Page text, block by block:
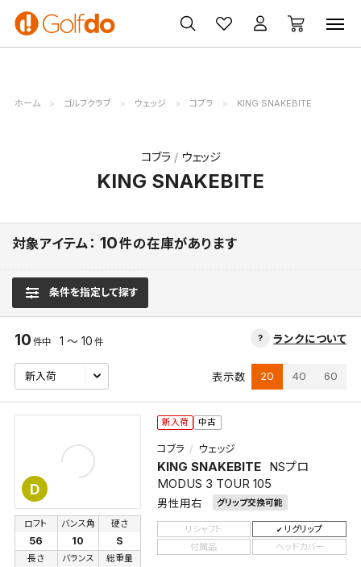
ゴルフ
クラブ
ゴルフ用品
買取
無料査定
クーポン
一覧
ホーム ゴルフクラブ ウェッジ コブラ KING SNAKEBITE
コブラ ウェッジ
KING SNAKEBITE
対象アイテム： 10件の在庫があります
条件を指定して探す
ランクについて
10 件中 1 ～ 10 件
表示数 20 40 60
D
新入荷 中古
コブラ ウェッジ
KING SNAKEBITE
NSプロ
MODUS 3 TOUR 105
男性用右 グリップ交換可能
ロフト
56
バンス角
10
硬さ
S
長さ バランス 総重量
リシャフト
リグリップ
付属品
ヘッドカバー